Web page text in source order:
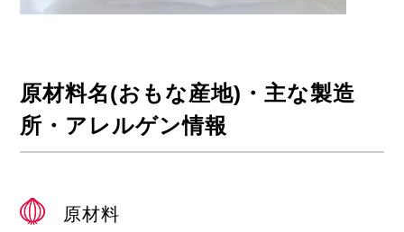
原材料名(おもな産地)・主な製造
所・アレルゲン情報
原材料